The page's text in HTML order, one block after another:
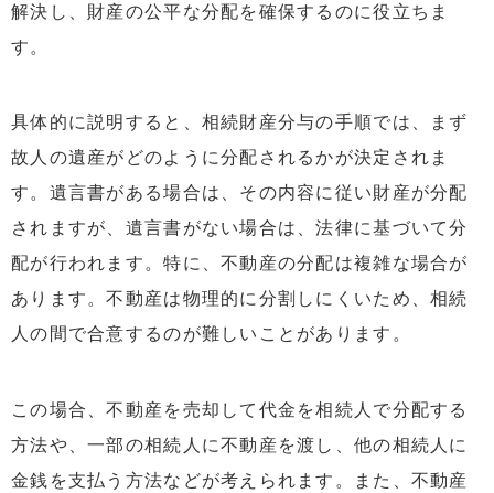
解決し、財産の公平な分配を確保するのに役立ちま
す。
具体的に説明すると、相続財産分与の手順では、まず
故人の遺産がどのように分配されるかが決定されま
す。遺言書がある場合は、その内容に従い財産が分配
されますが、遺言書がない場合は、法律に基づいて分
配が行われます。特に、不動産の分配は複雑な場合が
あります。不動産は物理的に分割しにくいため、相続
人の間で合意するのが難しいことがあります。
この場合、不動産を売却して代金を相続人で分配する
方法や、一部の相続人に不動産を渡し、他の相続人に
金銭を支払う方法などが考えられます。また、不動産